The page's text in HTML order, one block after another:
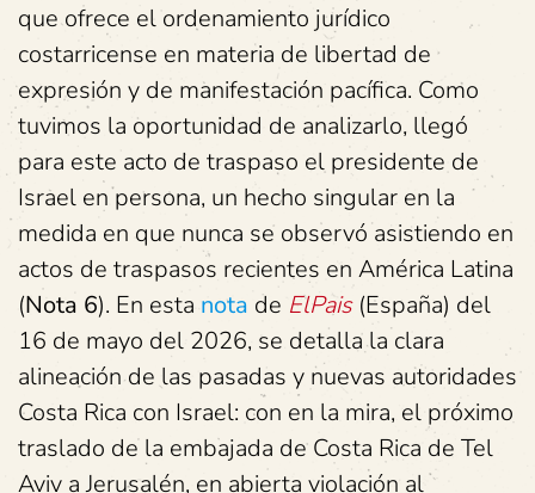
que ofrece el ordenamiento jurídico
costarricense en materia de libertad de
expresión y de manifestación pacífica. Como
tuvimos la oportunidad de analizarlo, llegó
para este acto de traspaso el presidente de
Israel en persona, un hecho singular en la
medida en que nunca se observó asistiendo en
actos de traspasos recientes en América Latina
(Nota 6). En esta nota de ElPais (España) del
16 de mayo del 2026, se detalla la clara
alineación de las pasadas y nuevas autoridades
Costa Rica con Israel: con en la mira, el próximo
traslado de la embajada de Costa Rica de Tel
Aviv a Jerusalén, en abierta violación al